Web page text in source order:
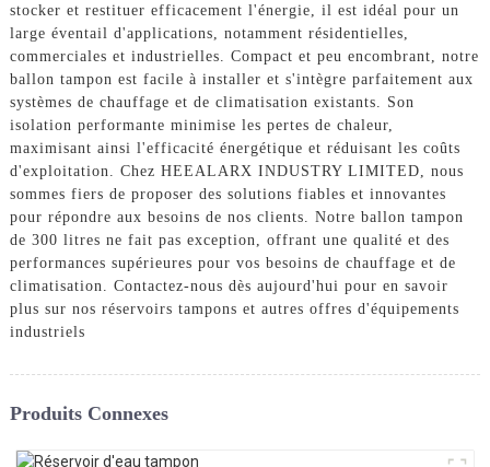
stocker et restituer efficacement l'énergie, il est idéal pour un
large éventail d'applications, notamment résidentielles,
commerciales et industrielles. Compact et peu encombrant, notre
ballon tampon est facile à installer et s'intègre parfaitement aux
systèmes de chauffage et de climatisation existants. Son
isolation performante minimise les pertes de chaleur,
maximisant ainsi l'efficacité énergétique et réduisant les coûts
d'exploitation. Chez HEEALARX INDUSTRY LIMITED, nous
sommes fiers de proposer des solutions fiables et innovantes
pour répondre aux besoins de nos clients. Notre ballon tampon
de 300 litres ne fait pas exception, offrant une qualité et des
performances supérieures pour vos besoins de chauffage et de
climatisation. Contactez-nous dès aujourd'hui pour en savoir
plus sur nos réservoirs tampons et autres offres d'équipements
industriels
Produits Connexes